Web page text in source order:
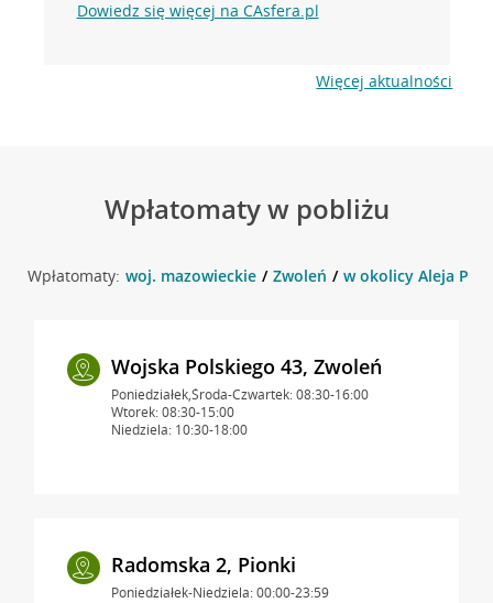
Dowiedz się więcej na CAsfera.pl
Więcej aktualności
Wpłatomaty w pobliżu
Wpłatomaty: woj. mazowieckie Zwoleń w okolicy Aleja
Wojska Polskiego 43, Zwoleń
Poniedziałek,Środa-Czwartek: 08:30-16:00
Wtorek: 08:30-15:00
Niedziela: 10:30-18:00
Radomska 2, Pionki
Poniedziałek-Niedziela: 00:00-23:59